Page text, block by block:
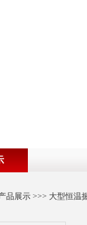
品展示 >>> 大型恒温